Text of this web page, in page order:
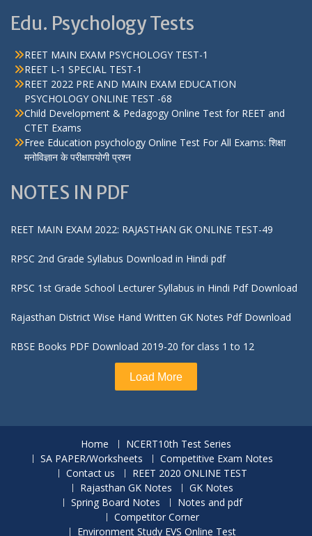
Edu. Psychology Tests
REET MAIN EXAM PSYCHOLOGY TEST-1
REET L-1 SPECIAL TEST-1
REET 2022 PRE AND MAIN EXAM EDUCATION
PSYCHOLOGY ONLINE TEST -68
Child Development & Pedagogy Online Test for REET and
CTET Exams
Free Education psychology Online Test For All Exams: शिक्षा
मनोविज्ञान के परीक्षापयोगी प्रश्न
NOTES IN PDF
REET MAIN EXAM 2022: RAJASTHAN GK ONLINE TEST-49
RPSC 2nd Grade Syllabus Download in Hindi pdf
RPSC 1st Grade School Lecturer Syllabus in Hindi Pdf Download
Rajasthan District Wise Hand Written GK Notes Pdf Download
RBSE Books PDF Download 2019-20 for class 1 to 12
Load More
Home
NCERT10th Test Series
SA PAPER/Worksheets
Competitive Exam Notes
Contact us
REET 2020 ONLINE TEST
Rajasthan GK Notes
GK Notes
Spring Board Notes
Notes and pdf
Competitor Corner
Environment Study EVS Online Test